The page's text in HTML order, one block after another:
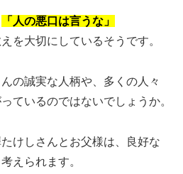
「人の悪口は言うな」
を大切にしているそうです。
の誠実な人柄や、多くの人々
ているのではないでしょうか。
けしさんとお父様は、良好な
えられます。